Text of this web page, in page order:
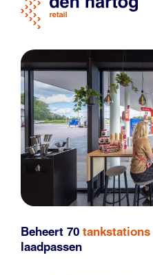
Beheert 70 tankstations
laadpassen